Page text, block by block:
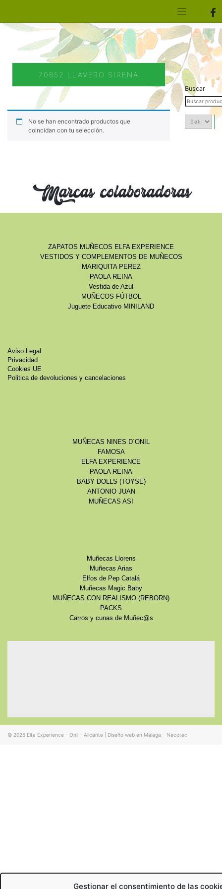
Gestionar el consentimiento de las
70652 LLAVERO SIRENA
No se han encontrado productos que
coincidan con tu selección.
Buscar
Marcas colaboradoras
ZAPATOS MUÑECOS ELFA EXPERIENCE
VESTIDOS Y COMPLEMENTOS DE MUÑECOS
MARIQUITA PEREZ
PAOLA REINA
Vestida de Azul
MUÑECOS FÚTBOL
Juguete Educativo MINILAND
Aviso Legal
Privacidad
Cookies UE
Politica de devoluciones y cancelaciones
MUÑECAS NINES D´ONIL
FAMOSA
ELFA EXPERIENCE
PAOLA REINA
BABY DOLLS (TOYSE)
ANTONIO JUAN
MUÑECAS ASI
Muñecas Llorens
Muñecas Arias
Elfos de Pep Catalá
Muñecas Magic Baby
MUÑECAS CON REALISMO (REBORN)
PACKS
Carros y cunas de Muñec@s
© 2026 Elfa Experience - Onil - Alicante Diseño web en Málaga - Necotec